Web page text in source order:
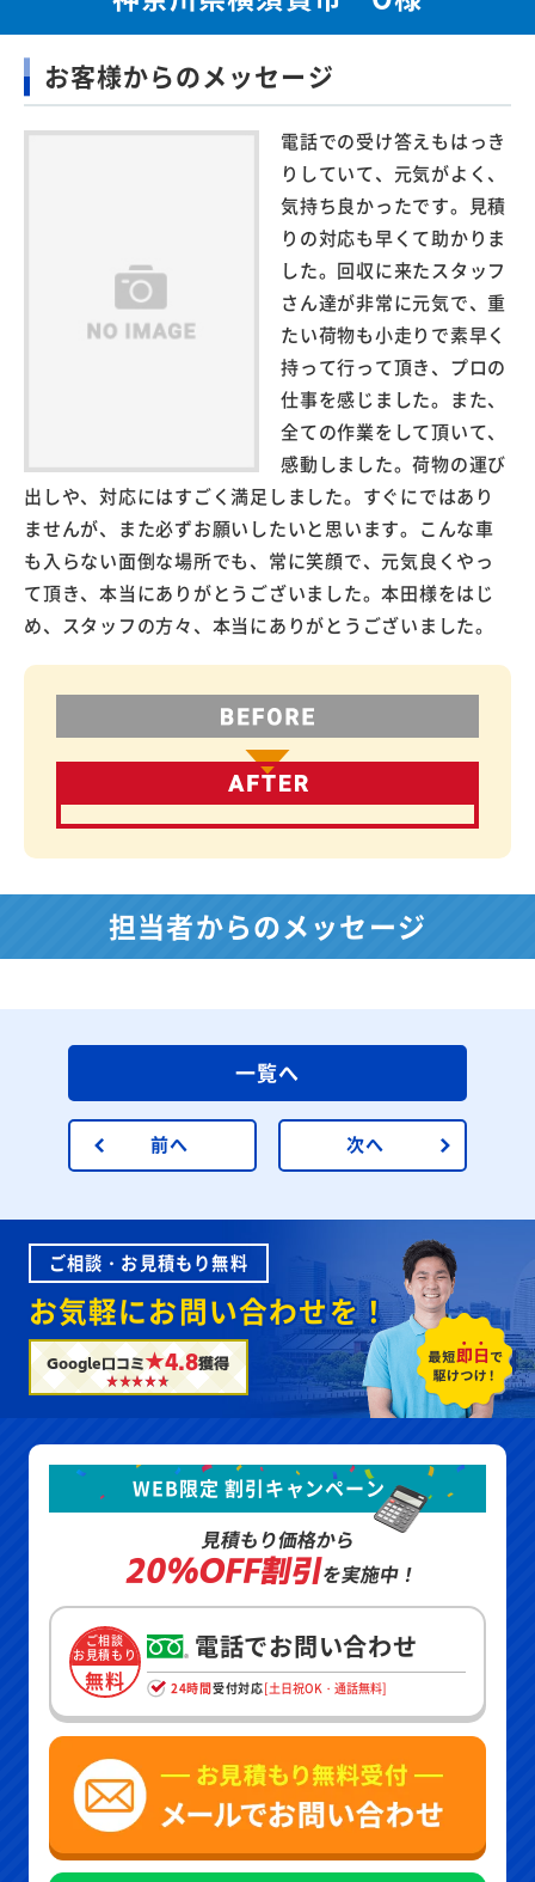
お客様からのメッセージ
電話での受け答えもはっき
りしていて、元気がよく、
気持ち良かったです。見積
りの対応も早くて助かりま
した。回収に来たスタッフ
さん達が非常に元気で、重
たい荷物も小走りで素早く
持って行って頂き、プロの
仕事を感じました。また、
全ての作業をして頂いて、
感動しました。荷物の運び
出しや、対応にはすごく満足しました。すぐにではあり
ませんが、また必ずお願いしたいと思います。こんな車
も入らない面倒な場所でも、常に笑顔で、元気良くやっ
て頂き、本当にありがとうございました。本田様をはじ
め、スタッフの方々、本当にありがとうございました。
担当者からのメッセージ
前へ
一覧へ
次へ
ご相談・お見積もり無料
お気軽にお問い合わせを！
Google口コミ★4.8獲得
WEB限定 割引キャンペーン
見積もり価格から
20%OFF割引を実施中！
ご相談
お見積もり
無料
電話でお問い合わせ
24時間受付対応[土日祝OK・通話無料]